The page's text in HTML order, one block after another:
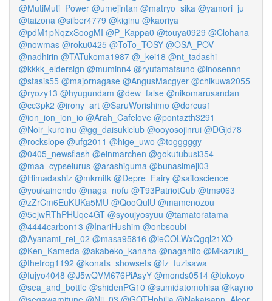
@MutiMuti_Power @umejintan @matryo_sika @yamori_ju
@taizona @silber4779 @kiginu @kaoriya
@pdM1pNqzxSoogMI @P_Kappa0 @touya0929 @Clohana
@nowmas @roku0425 @ToTo_TOSY @OSA_POV
@nadhirin @TATukoma1987 @_kei18 @nt_tadashi
@kkkk_eldersign @muminn4 @ryutamatsuno @inosennn
@stasis55 @majornagase @AngusMacgyer @chikuwa2055
@ryozy13 @hyugundam @dew_false @nikomarusandan
@cc3pk2 @irony_art @SaruWorishimo @dorcus1
@ion_ion_ion_io @Arah_Cafelove @pontazth3291
@Noir_kuroinu @gg_daisukiclub @ooyosojinrui @DGjd78
@rockslope @ufg2011 @hige_uwo @togggggy
@0405_newsflash @einmarchen @gokutubusi354
@maa_cypselurus @arashiguma @bunasimeji03
@Himadashiz @mkrnitk @Depre_Fairy @saitoscience
@youkainendo @naga_nofu @T93PatriotCub @tms063
@zZrCm6EuKUKa5MU @QooQulU @mamenozou
@5ejwRThPHUqe4GT @syoujyosyuu @tamatoratama
@4444carbon13 @InariHushim @onbsoubi
@Ayanami_rei_02 @masa95816 @ieCOLWxQgql21XO
@Ken_Kameda @akabeko_kanaha @nagahito @Mkazuki_
@thefrog1192 @konats_showsets @fz_fuzisawa
@fujyo4048 @J5wQVM676PiAsyY @monds0514 @tokoyo
@sea_and_bottle @shidenPG10 @sumidatomohisa @kayno